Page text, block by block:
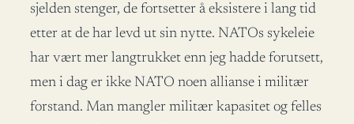
sjelden stenger, de fortsetter å eksistere i lang tid
etter at de har levd ut sin nytte. NATOs sykeleie
har vært mer langtrukket enn jeg hadde forutsett,
men i dag er ikke NATO noen allianse i militær
forstand. Man mangler militær kapasitet og felles